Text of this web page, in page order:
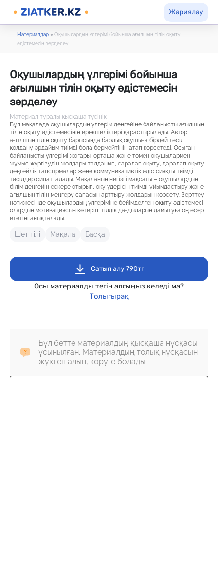
Жариялау
Материалдар ● Оқушылардың үлгерімі бойынша ағылшын тілін оқыту
әдістемесін зерделеу
Оқушылардың үлгерімі бойынша
ағылшын тілін оқыту әдістемесін
зерделеу
Материал туралы қысқаша түсінік
Бұл мақалада оқушылардың үлгерім деңгейіне байланысты ағылшын
тілін оқыту әдістемесінің ерекшеліктері қарастырылады. Автор
ағылшын тілін оқыту барысында барлық оқушыға бірдей тәсіл
қолдану әрдайым тиімді бола бермейтінін атап көрсетеді. Осыған
байланысты үлгерімі жоғары, орташа және төмен оқушылармен
жұмыс жүргізудің жолдары талданып, саралап оқыту, даралап оқыту,
деңгейлік тапсырмалар және коммуникативтік әдіс сияқты тиімді
тәсілдер сипатталады. Мақаланың негізгі мақсаты – оқушылардың
білім деңгейін ескере отырып, оқу үдерісін тиімді ұйымдастыру және
ағылшын тілін меңгеру сапасын арттыру жолдарын көрсету. Зерттеу
нәтижесінде оқушылардың үлгеріміне бейімделген оқыту әдістемесі
олардың мотивациясын көтеріп, тілдік дағдыларын дамытуға оң әсер
ететіні анықталады.
Шет тілі Мақала Басқа
Сатып алу 790тг
Осы материалды тегін алғыңыз келеді ма?
Толығырақ
Бұл бетте материалдың қысқаша нұсқасы
ұсынылған. Материалдың толық нұсқасын
жүктеп алып, көруге болады